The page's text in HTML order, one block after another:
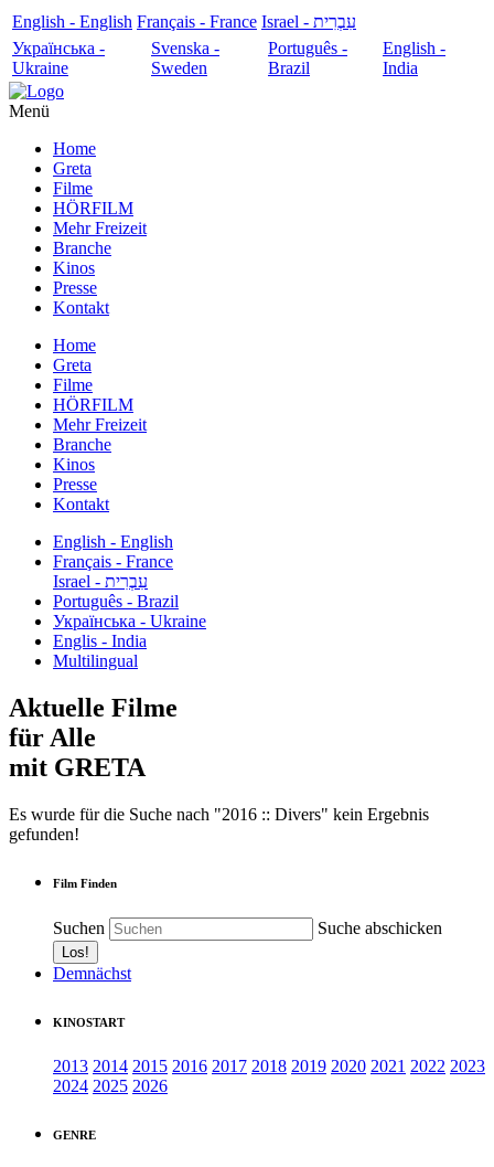
English - English Français - France
עִבְרִית - Israel
Українська -
Ukraine
Svenska -
Sweden
Português -
Brazil
English -
India
Menü
Home
Greta
Filme
HÖRFILM
Mehr Freizeit
Branche
Kinos
Presse
Kontakt
Home
Greta
Filme
HÖRFILM
Mehr Freizeit
Branche
Kinos
Presse
Kontakt
English - English
Français - France
עִבְרִית - Israel
Português - Brazil
Українська - Ukraine
Englis - India
Multilingual
Aktuelle Filme
für Alle
mit GRETA
Es wurde für die Suche nach "2016 :: Divers" kein Ergebnis
gefunden!
Film Finden
Suchen Suche abschicken
Demnächst
KINOSTART
2013 2014 2015 2016 2017 2018 2019 2020 2021 2022 2023
2024 2025 2026
GENRE